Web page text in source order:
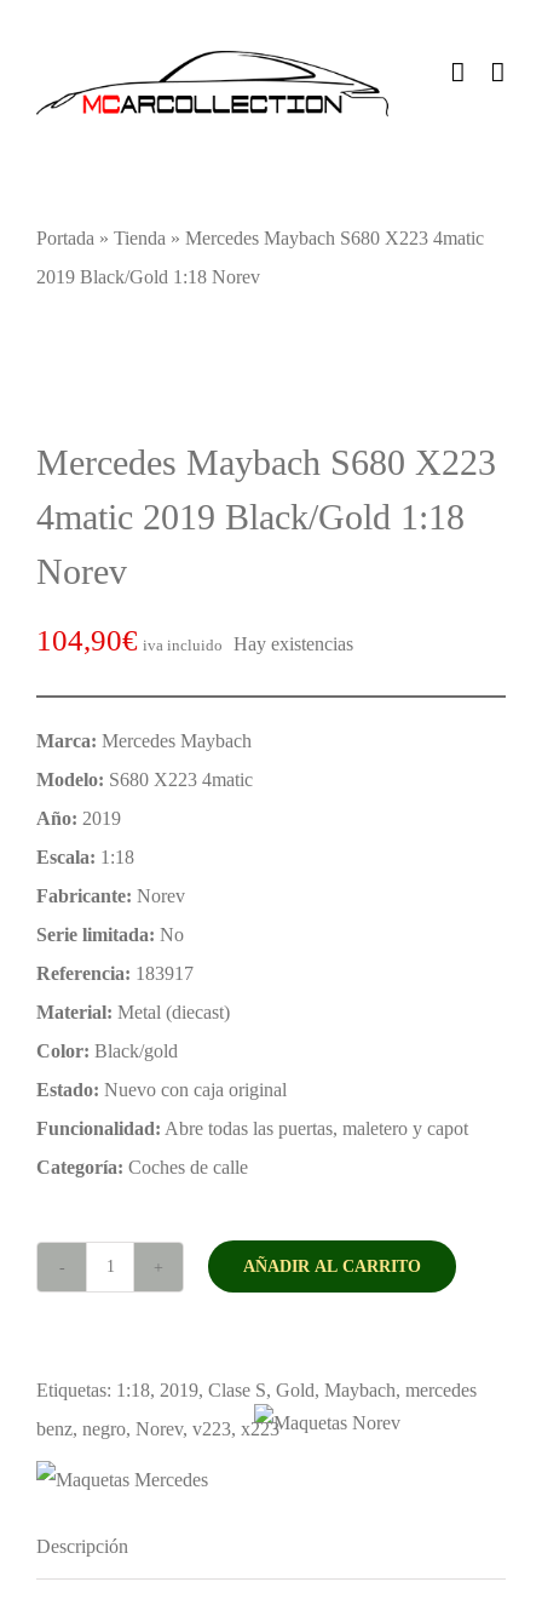
contenido
Portada » Tienda » Mercedes Maybach S680 X223 4matic
2019 Black/Gold 1:18 Norev
Mercedes Maybach S680 X223
4matic 2019 Black/Gold 1:18
Norev
104,90€ iva incluido Hay existencias
Marca: Mercedes Maybach
Modelo: S680 X223 4matic
Año: 2019
Escala: 1:18
Fabricante: Norev
Serie limitada: No
Referencia: 183917
Material: Metal (diecast)
Color: Black/gold
Estado: Nuevo con caja original
Funcionalidad: Abre todas las puertas, maletero y capot
Categoría: Coches de calle
X223
4matic
2019
1:18
AÑADIR AL CARRITO
Etiquetas: 1:18, 2019, Clase S, Gold, Maybach, mercedes
benz, negro, Norev, v223, x223
Descripción